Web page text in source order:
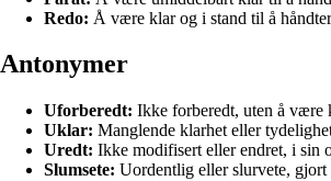
Redo: Å være klar og i stand til å
Antonymer
Uforberedt: Ikke forberedt, uten å være
Uklar: Manglende klarhet eller
Uredt: Ikke modifisert eller endret, i sin
Slumsete: Uordentlig eller slurvete,